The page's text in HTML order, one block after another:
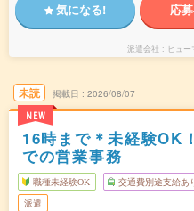
気になる! 応
派遣会社 ヒュ
未読
NEW
掲載日 2026/08/07
16時まで＊未経験OK
での営業事務
職種未経験OK 交通費別途支給あ
派遣